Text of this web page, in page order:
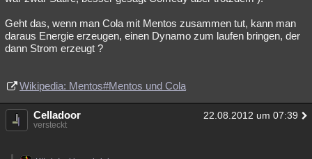
Geht das, wenn man Cola mit Mentos zusammen tut, kann man
daraus Energie erzeugen, einen Dynamo zum laufen bringen, der
dann Strom erzeugt ?
Wikipedia: Mentos#Mentos und Cola
Celladoor 22.08.2012 um 07:39
versteckt